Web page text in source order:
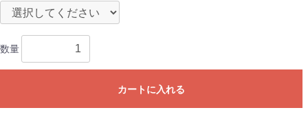
数量
カートに入れる